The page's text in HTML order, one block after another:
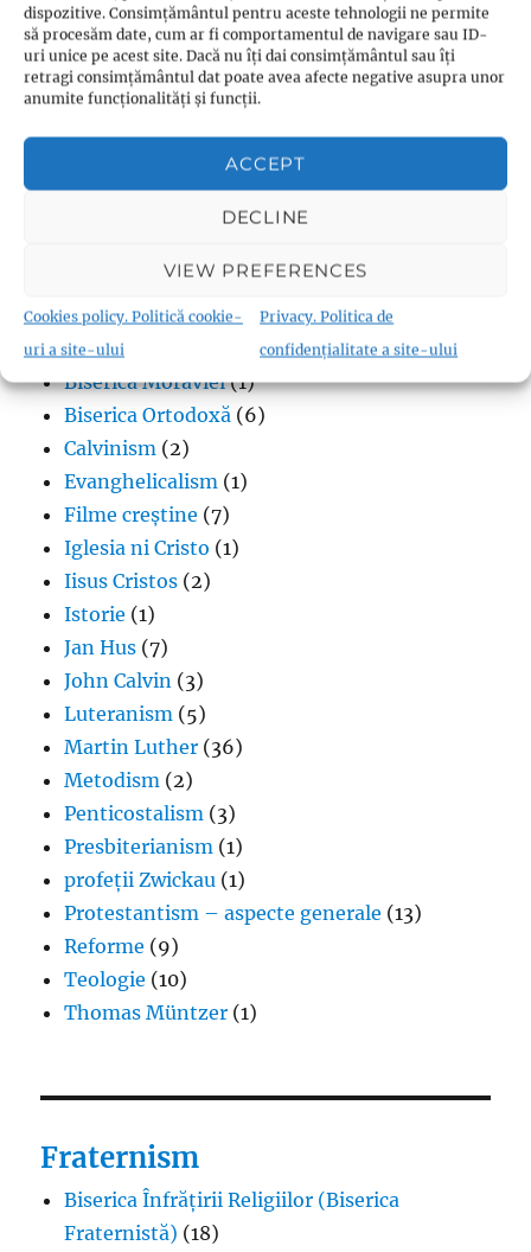
dispozitive. Consimțământul pentru aceste tehnologii ne permite
să procesăm date, cum ar fi comportamentul de navigare sau ID-
uri unice pe acest site. Dacă nu îți dai consimțământul sau îți
retragi consimțământul dat poate avea afecte negative asupra unor
anumite funcționalități și funcții.
ACCEPT
DECLINE
VIEW PREFERENCES
Cookies policy. Politică cookie-
uri a site-ului
Privacy. Politica de
confidențialitate a site-ului
Termeni în budism(8)
Andreas Karlstadt (1)
Biblia în format audio(70)
Biserica Angliei
Biserica Moraviei(1)
Biserica Ortodoxă (6)
Calvinism (2)
Evanghelicalism (1)
Filme creștine (7)
Iglesia ni Cristo (1)
Iisus Cristos (2)
Istorie (1)
Jan Hus (7)
John Calvin (3)
Luteranism (5)
Martin Luther (36)
Metodism (2)
Penticostalism (3)
Presbiterianism (1)
profeții Zwickau (1)
Protestantism – aspecte generale (13)
Reforme (9)
Teologie (10)
Thomas Müntzer (1)
Fraternism
Biserica Înfrățirii Religiilor (Biserica
Fraternistă) (18)